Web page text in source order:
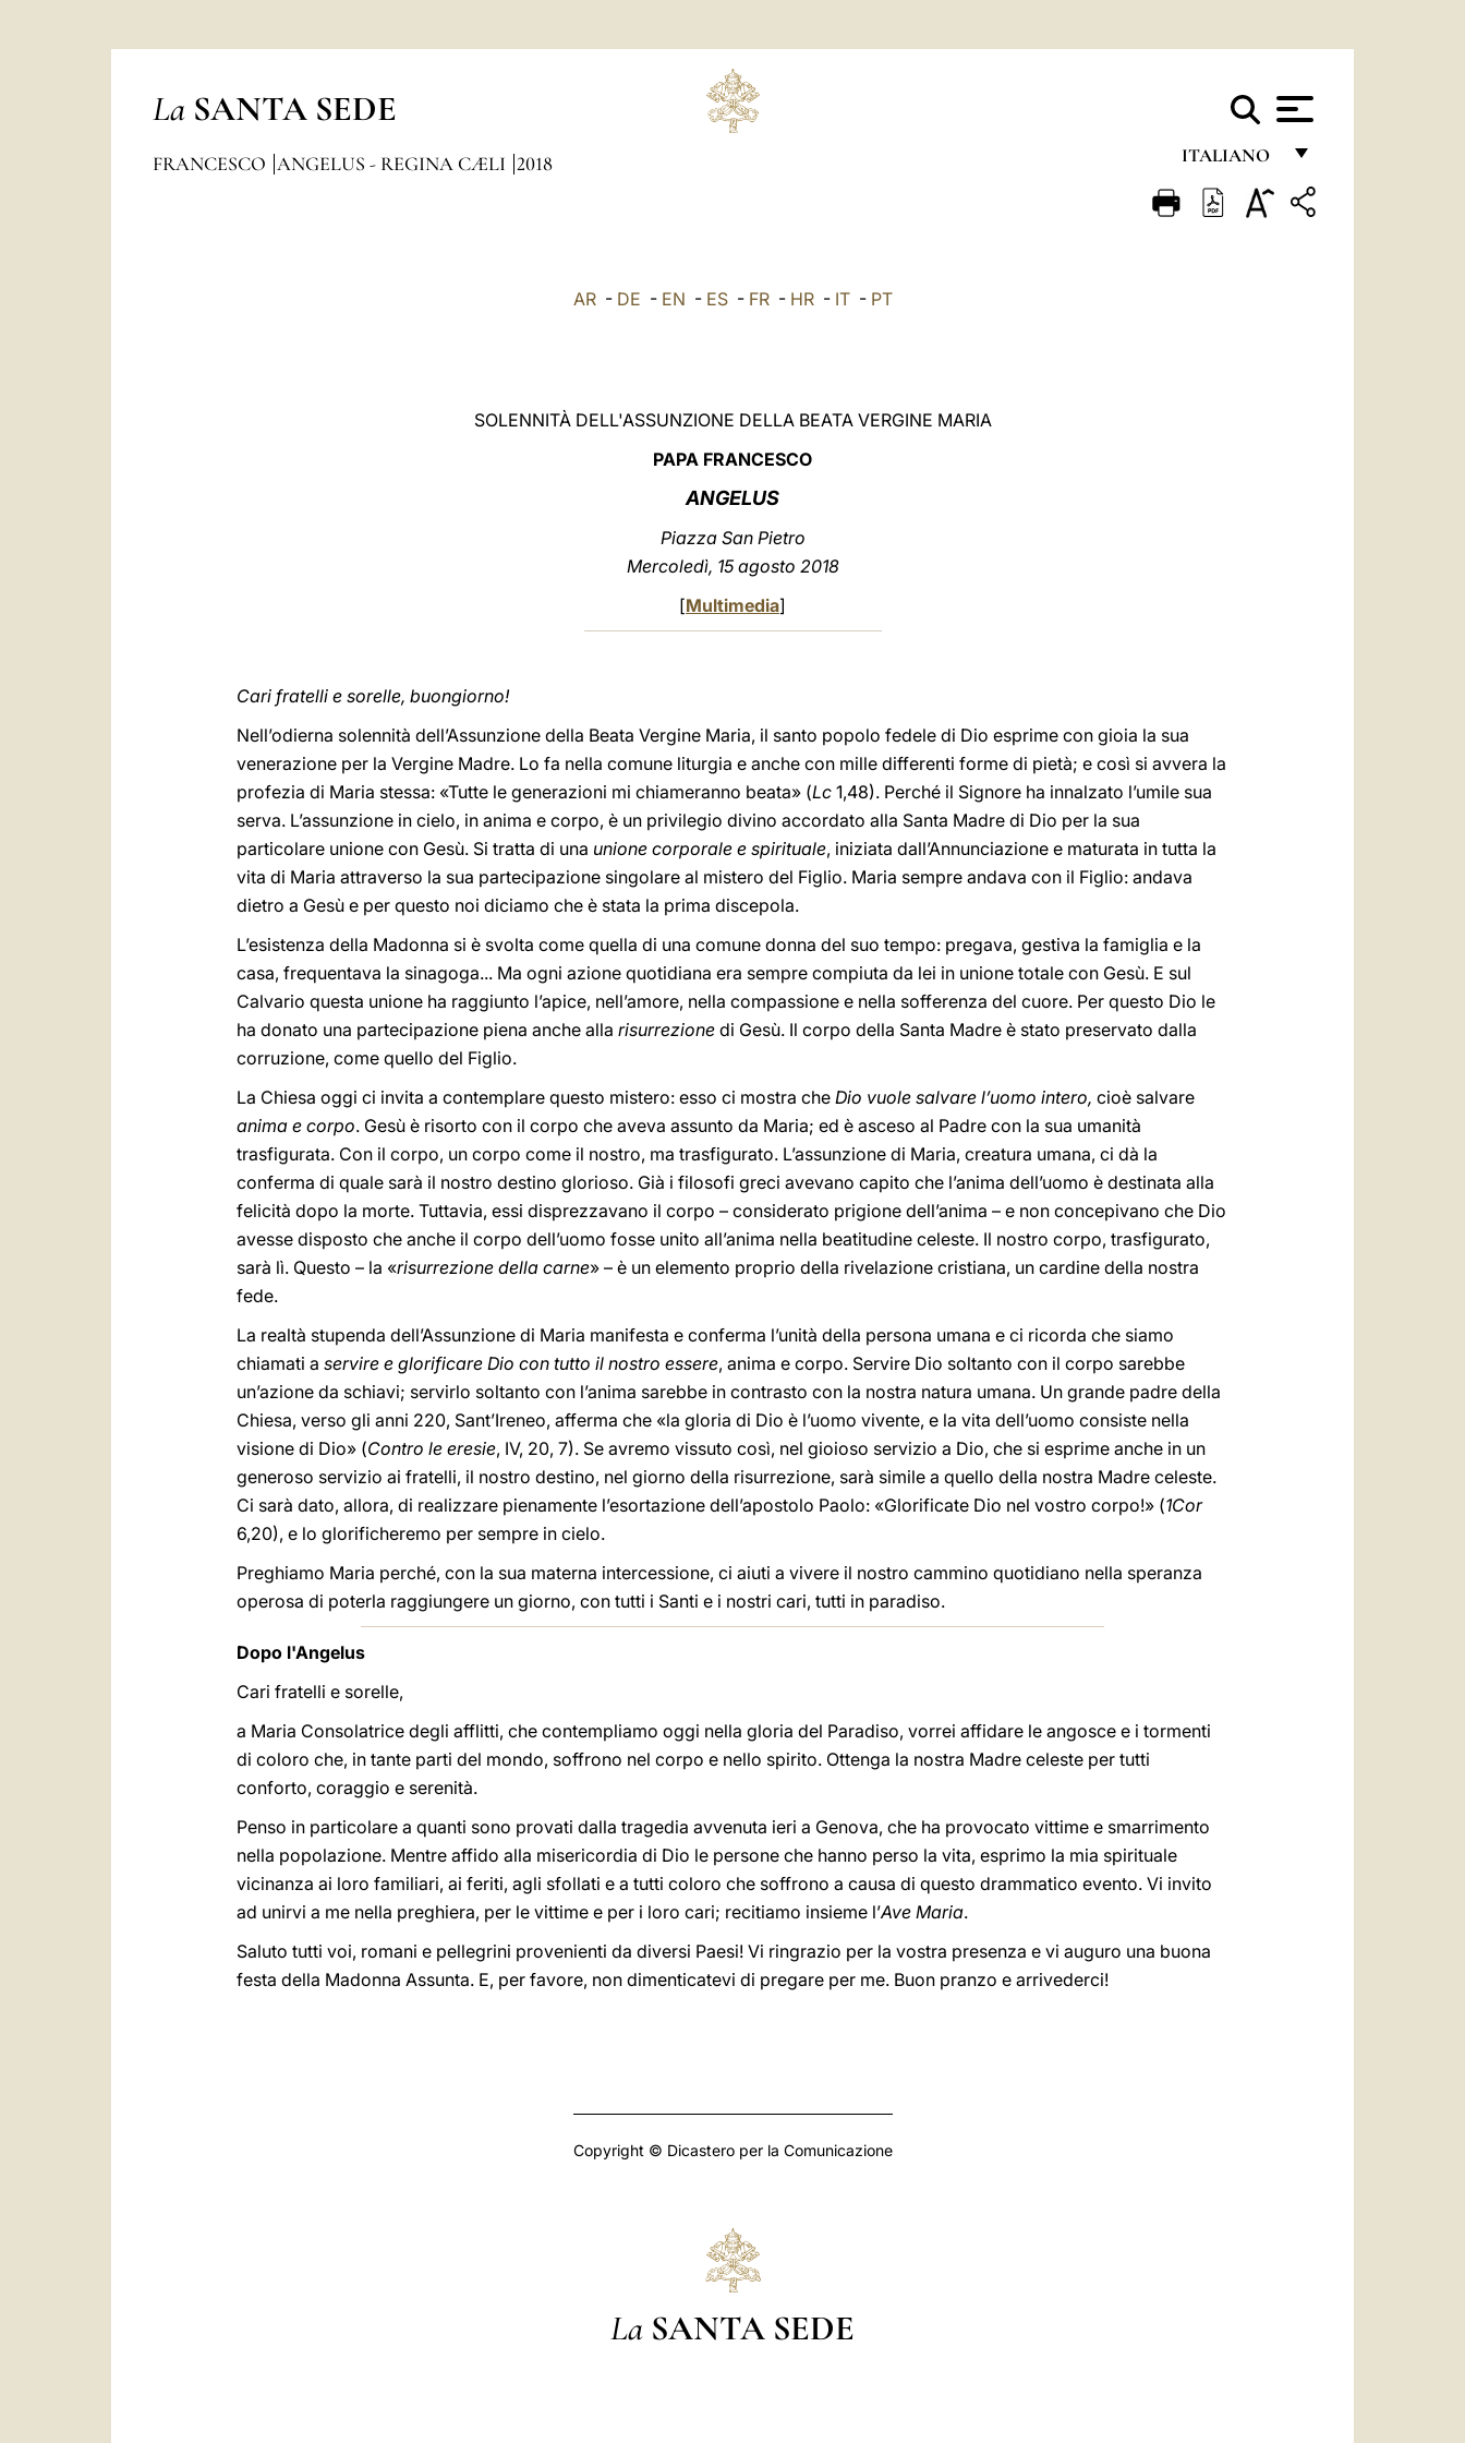
La SANTA SEDE
ITALIANO
FRANÇAIS
FRANCESCO ANGELUS - REGINA CÆLI 2018
AR- DE - EN - ES- FR- HR- IT- PT
SOLENNITÀ DELL'ASSUNZIONE DELLA BEATA VERGINE MARIA
PAPA FRANCESCO
ANGELUS
Piazza San Pietro
Mercoledì, 15 agosto 2018
[Multimedia]
Cari fratelli e sorelle, buongiorno!
Nell’odierna solennità dell’Assunzione della Beata Vergine Maria, il santo popolo fedele di Dio esprime con gioia la sua
venerazione per la Vergine Madre. Lo fa nella comune liturgia e anche con mille differenti forme di pietà; e così si avvera la
profezia di Maria stessa: «Tutte le generazioni mi chiameranno beata» (Lc 1,48). Perché il Signore ha innalzato l’umile sua
serva. L’assunzione in cielo, in anima e corpo, è un privilegio divino accordato alla Santa Madre di Dio per la sua
particolare unione con Gesù. Si tratta di una unione corporale e spirituale, iniziata dall’Annunciazione e maturata in tutta la
vita di Maria attraverso la sua partecipazione singolare al mistero del Figlio. Maria sempre andava con il Figlio: andava
dietro a Gesù e per questo noi diciamo che è stata la prima discepola.
L’esistenza della Madonna si è svolta come quella di una comune donna del suo tempo: pregava, gestiva la famiglia e la
casa, frequentava la sinagoga... Ma ogni azione quotidiana era sempre compiuta da lei in unione totale con Gesù. E sul
Calvario questa unione ha raggiunto l’apice, nell’amore, nella compassione e nella sofferenza del cuore. Per questo Dio le
ha donato una partecipazione piena anche alla risurrezione di Gesù. Il corpo della Santa Madre è stato preservato dalla
corruzione, come quello del Figlio.
La Chiesa oggi ci invita a contemplare questo mistero: esso ci mostra che Dio vuole salvare l’uomo intero, cioè salvare
anima e corpo. Gesù è risorto con il corpo che aveva assunto da Maria; ed è asceso al Padre con la sua umanità
trasfigurata. Con il corpo, un corpo come il nostro, ma trasfigurato. L’assunzione di Maria, creatura umana, ci dà la
conferma di quale sarà il nostro destino glorioso. Già i filosofi greci avevano capito che l’anima dell’uomo è destinata alla
felicità dopo la morte. Tuttavia, essi disprezzavano il corpo – considerato prigione dell’anima – e non concepivano che Dio
avesse disposto che anche il corpo dell’uomo fosse unito all’anima nella beatitudine celeste. Il nostro corpo, trasfigurato,
sarà lì. Questo – la «risurrezione della carne» – è un elemento proprio della rivelazione cristiana, un cardine della nostra
fede.
La realtà stupenda dell’Assunzione di Maria manifesta e conferma l’unità della persona umana e ci ricorda che siamo
chiamati a servire e glorificare Dio con tutto il nostro essere, anima e corpo. Servire Dio soltanto con il corpo sarebbe
un’azione da schiavi; servirlo soltanto con l’anima sarebbe in contrasto con la nostra natura umana. Un grande padre della
Chiesa, verso gli anni 220, Sant’Ireneo, afferma che «la gloria di Dio è l’uomo vivente, e la vita dell’uomo consiste nella
visione di Dio» (Contro le eresie, IV, 20, 7). Se avremo vissuto così, nel gioioso servizio a Dio, che si esprime anche in un
generoso servizio ai fratelli, il nostro destino, nel giorno della risurrezione, sarà simile a quello della nostra Madre celeste.
Ci sarà dato, allora, di realizzare pienamente l’esortazione dell’apostolo Paolo: «Glorificate Dio nel vostro corpo!» (1Cor
6,20), e lo glorificheremo per sempre in cielo.
Preghiamo Maria perché, con la sua materna intercessione, ci aiuti a vivere il nostro cammino quotidiano nella speranza
operosa di poterla raggiungere un giorno, con tutti i Santi e i nostri cari, tutti in paradiso.
Dopo l'Angelus
Cari fratelli e sorelle,
a Maria Consolatrice degli afflitti, che contempliamo oggi nella gloria del Paradiso, vorrei affidare le angosce e i tormenti
di coloro che, in tante parti del mondo, soffrono nel corpo e nello spirito. Ottenga la nostra Madre celeste per tutti
conforto, coraggio e serenità.
Penso in particolare a quanti sono provati dalla tragedia avvenuta ieri a Genova, che ha provocato vittime e smarrimento
nella popolazione. Mentre affido alla misericordia di Dio le persone che hanno perso la vita, esprimo la mia spirituale
vicinanza ai loro familiari, ai feriti, agli sfollati e a tutti coloro che soffrono a causa di questo drammatico evento. Vi invito
ad unirvi a me nella preghiera, per le vittime e per i loro cari; recitiamo insieme l’Ave Maria.
Saluto tutti voi, romani e pellegrini provenienti da diversi Paesi! Vi ringrazio per la vostra presenza e vi auguro una buona
festa della Madonna Assunta. E, per favore, non dimenticatevi di pregare per me. Buon pranzo e arrivederci!
Copyright © Dicastero per la Comunicazione
La SANTA SEDE